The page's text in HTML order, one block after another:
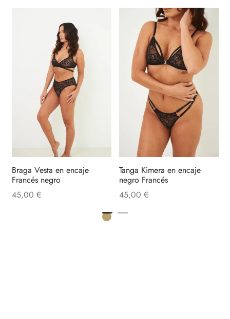
Braga Vesta en encaje
Francés negro
45,00 €
Tanga Kimera en encaje
negro Francés
45,00 €